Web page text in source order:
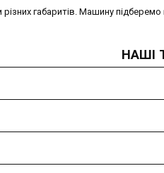
габаритів. Машину підберемо
НАШІ